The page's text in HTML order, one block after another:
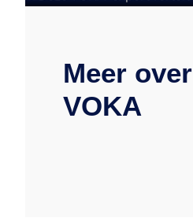
Meer over
VOKA